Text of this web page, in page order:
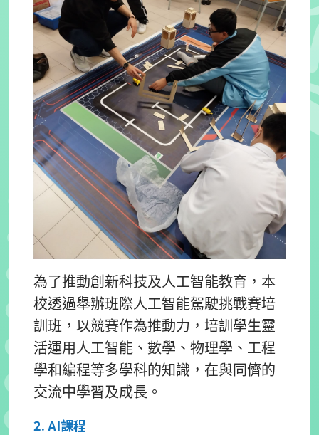
為了推動創新科技及人工智能教育，本
校透過舉辦班際人工智能駕駛挑戰賽培
訓班，以競賽作為推動力，培訓學生靈
活運用人工智能、數學、物理學、工程
學和編程等多學科的知識，在與同儕的
交流中學習及成長。
2. AI課程